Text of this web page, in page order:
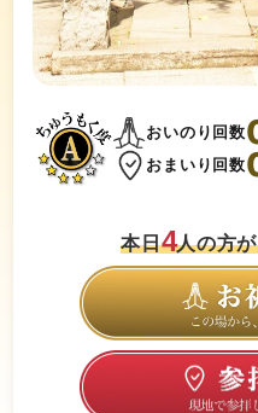
おいのり回数
おまいり回数
本日4人の方